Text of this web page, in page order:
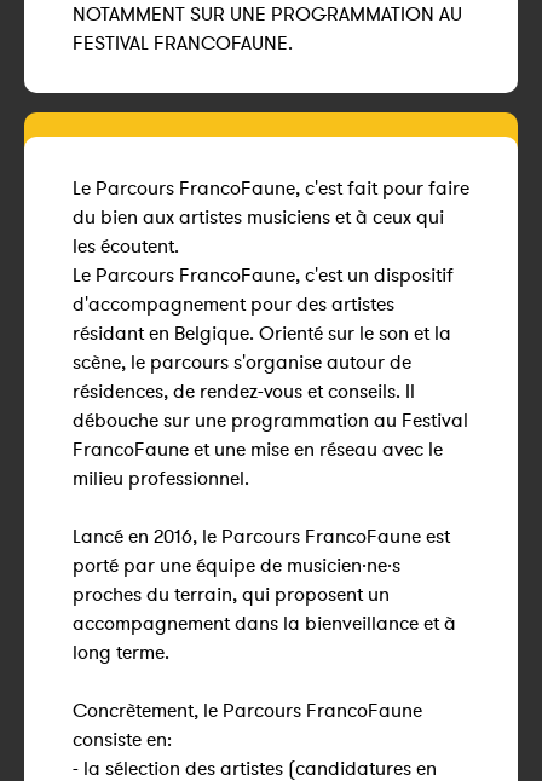
NOTAMMENT SUR UNE PROGRAMMATION AU
FESTIVAL FRANCOFAUNE.
Le Parcours FrancoFaune, c'est fait pour faire
du bien aux artistes musiciens et à ceux qui
les écoutent.
Le Parcours FrancoFaune, c'est un dispositif
d'accompagnement pour des artistes
résidant en Belgique. Orienté sur le son et la
scène, le parcours s'organise autour de
résidences, de rendez-vous et conseils. Il
débouche sur une programmation au Festival
FrancoFaune et une mise en réseau avec le
milieu professionnel.
Lancé en 2016, le Parcours FrancoFaune est
porté par une équipe de musicien·ne·s
proches du terrain, qui proposent un
accompagnement dans la bienveillance et à
long terme.
Concrètement, le Parcours FrancoFaune
consiste en:
- la sélection des artistes (candidatures en